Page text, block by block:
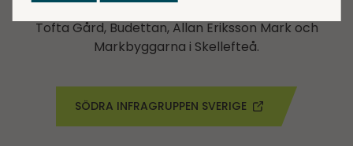
Tofta Gård, Budettan, Allan Eriksson Mark och
Markbyggarna i Skellefteå.
SÖDRA INFRAGRUPPEN SVERIGE